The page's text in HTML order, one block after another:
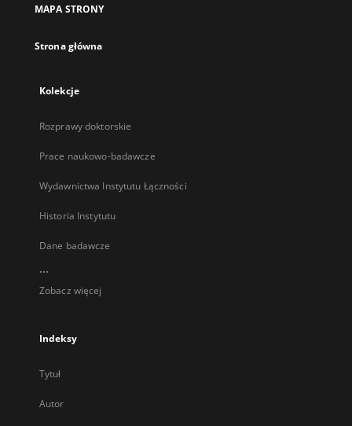
MAPA STRONY
Strona główna
Kolekcje
Rozprawy doktorskie
Prace naukowo-badawcze
Wydawnictwa Instytutu Łączności
Historia Instytutu
Dane badawcze
...
Zobacz więcej
Indeksy
Tytuł
Autor